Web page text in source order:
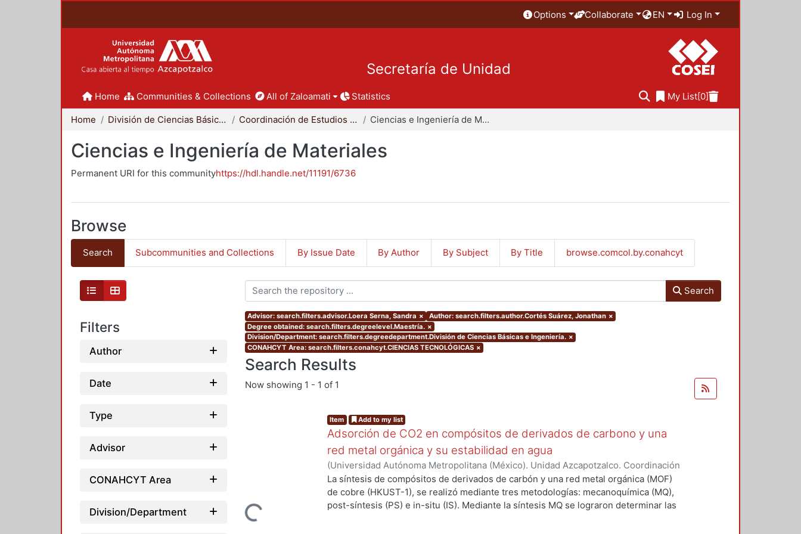
Options Collaborate EN Log In
Secretaría de Unidad
Home Communities & Collections All of Zaloamati Statistics My List[0]
Home División de Ciencias Básicas e Ingeniería Coordinación de Estudios de Posgrado - CBI Ciencias e Ingeniería de Materiales
Ciencias e Ingeniería de Materiales
Permanent URI for this communityhttps://hdl.handle.net/11191/6736
Browse
Search Subcommunities and Collections By Issue Date By Author By Subject By Title browse.comcol.by.conahcyt
Filters
Author
Date
Type
Advisor
CONAHCYT Area
Division/Department
Search
Advisor: search.filters.advisor.Loera Serna, Sandra × Author: search.filters.author.Cortés Suárez, Jonathan ×
Degree obtained: search.filters.degreelevel.Maestría. ×
Division/Department: search.filters.degreedepartment.División de Ciencias Básicas e Ingeniería. ×
CONAHCYT Area: search.filters.conahcyt.CIENCIAS TECNOLÓGICAS ×
Search Results
Now showing 1 - 1 of 1
Loading...
Item Add to my list
Adsorción de CO2 en compósitos de derivados de carbono y una
red metal orgánica y su estabilidad en agua
(Universidad Autónoma Metropolitana (México). Unidad Azcapotzalco. Coordinación
de Servicios de Información.,2019-06)Cortés Suárez, Jonathan
La síntesis de compósitos de derivados de carbón y una red metal orgánica (MOF)
de cobre (HKUST-1), se realizó mediante tres metodologías: mecanoquímica (MQ),
post-síntesis (PS) e in-situ (IS). Mediante la síntesis MQ se lograron determinar las